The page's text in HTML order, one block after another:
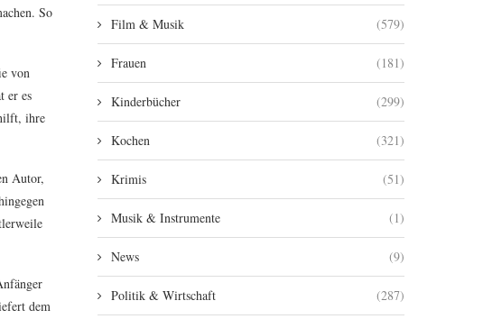
So
von
er es
ihre
Autor,
dem
Film & Musik (579)
Frauen (181)
Kinderbücher (299)
Kochen (321)
Krimis (51)
Musik & Instrumente (1)
News (9)
Politik & Wirtschaft (287)